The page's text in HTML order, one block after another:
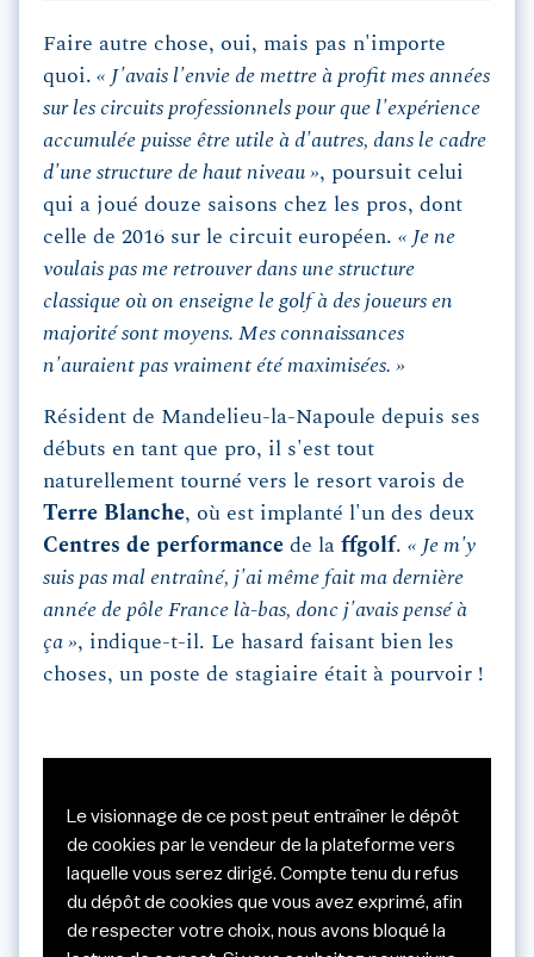
Faire autre chose, oui, mais pas n'importe
quoi. « J'avais l'envie de mettre à profit mes années
sur les circuits professionnels pour que l'expérience
accumulée puisse être utile à d'autres, dans le cadre
d'une structure de haut niveau », poursuit celui
qui a joué douze saisons chez les pros, dont
celle de 2016 sur le circuit européen. « Je ne
voulais pas me retrouver dans une structure
classique où on enseigne le golf à des joueurs en
majorité sont moyens. Mes connaissances
n'auraient pas vraiment été maximisées. »
Résident de Mandelieu-la-Napoule depuis ses
débuts en tant que pro, il s'est tout
naturellement tourné vers le resort varois de
Terre Blanche, où est implanté l'un des deux
Centres de performance de la ffgolf. « Je m'y
suis pas mal entraîné, j'ai même fait ma dernière
année de pôle France là-bas, donc j'avais pensé à
ça », indique-t-il. Le hasard faisant bien les
choses, un poste de stagiaire était à pourvoir !
Le visionnage de ce post peut entraîner le dépôt
de cookies par le vendeur de la plateforme vers
laquelle vous serez dirigé. Compte tenu du refus
du dépôt de cookies que vous avez exprimé, afin
de respecter votre choix, nous avons bloqué la